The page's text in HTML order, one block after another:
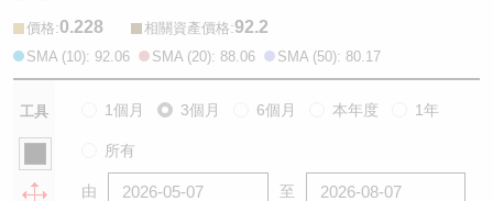
價格:0.228 相關資產價格:92.2
SMA (10): 92.06 SMA (20): 88.06 SMA (50): 80.17
工具 1個月 3個月 6個月 本年度 1年
所有
由 至